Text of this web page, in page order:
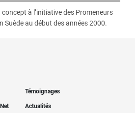
à l’initiative des Promeneurs
Suède au début des années 2000.
Témoignages
Actualités